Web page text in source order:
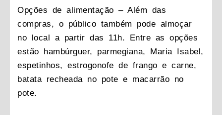
Opções de alimentação – Além das
compras, o público também pode almoçar
no local a partir das 11h. Entre as opções
estão hambúrguer, parmegiana, Maria Isabel,
espetinhos, estrogonofe de frango e carne,
batata recheada no pote e macarrão no
pote.